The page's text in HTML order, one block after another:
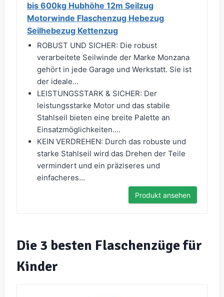
bis 600kg Hubhöhe 12m Seilzug
Motorwinde Flaschenzug Hebezug
Seilhebezug Kettenzug
ROBUST UND SICHER: Die robust
verarbeitete Seilwinde der Marke Monzana
gehört in jede Garage und Werkstatt. Sie ist
der ideale...
LEISTUNGSSTARK & SICHER: Der
leistungsstarke Motor und das stabile
Stahlseil bieten eine breite Palette an
Einsatzmöglichkeiten....
KEIN VERDREHEN: Durch das robuste und
starke Stahlseil wird das Drehen der Teile
vermindert und ein präziseres und
einfacheres...
Produkt ansehen
Die 3 besten Flaschenzüge für
Kinder